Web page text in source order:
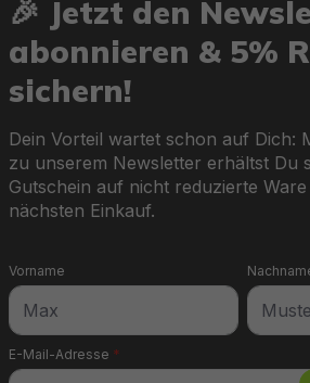
🎉 Jetzt den
abonnieren & 5%
sichern!
Dein Vorteil wartet schon auf Dich:
zu unserem Newsletter erhältst Du
Gutschein auf nicht reduzierte
nächsten Einkauf.
E-Mail-Adresse *
Vorname